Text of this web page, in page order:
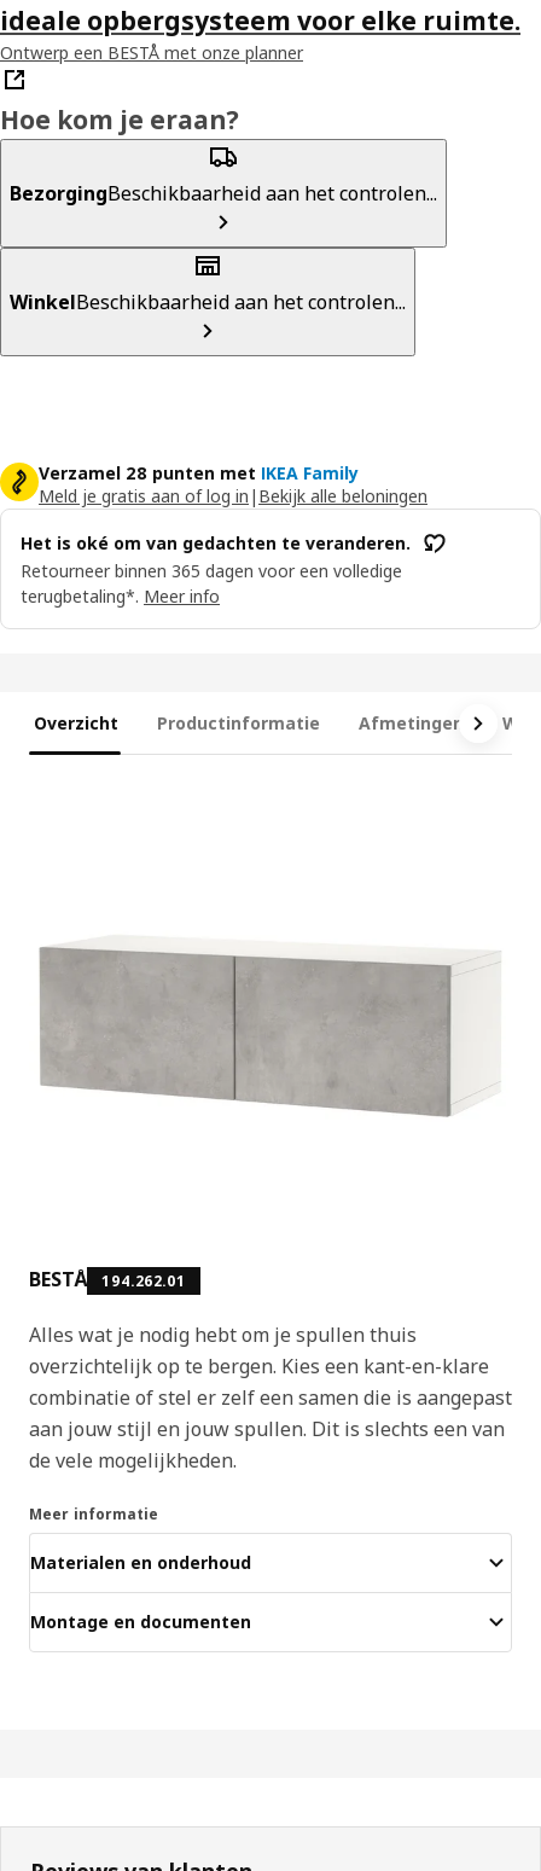
ideale opbergsysteem voor elke ruimte.
Ontwerp een BESTÅ met onze planner
Hoe kom je eraan?
BezorgingBeschikbaarheid aan het controlen...
WinkelBeschikbaarheid aan het controlen...
Verzamel 28 punten met IKEA Family
Meld je gratis aan of log in | Bekijk alle beloningen
Het is oké om van gedachten te veranderen.
Retourneer binnen 365 dagen voor een volledige
terugbetaling*. Meer info
Overzicht Productinformatie Afmetingen
BESTÅ 194.262.01
Alles wat je nodig hebt om je spullen thuis
overzichtelijk op te bergen. Kies een kant-en-klare
combinatie of stel er zelf een samen die is aangepast
aan jouw stijl en jouw spullen. Dit is slechts een van
de vele mogelijkheden.
Meer informatie
Materialen en onderhoud
Montage en documenten